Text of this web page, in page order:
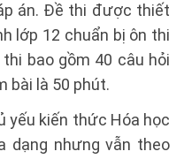
án. Đề thi được thiết
lớp 12 chuẩn bị ôn thi
bao gồm 40 câu hỏi
bài là 50 phút.
yếu kiến thức Hóa học
dạng nhưng vẫn theo